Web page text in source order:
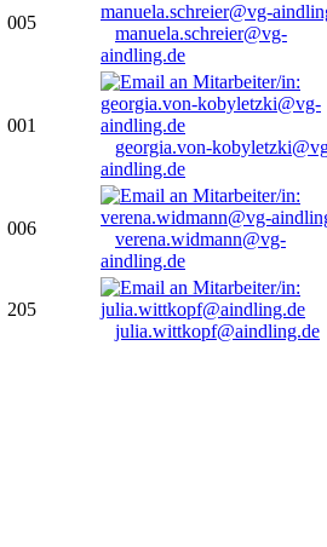
005
manuela.schreier@vg-
aindling.de
001
georgia.von-
aindling.de
006
verena.widmann@vg-
aindling.de
205
julia.wittkopf@aindling.de